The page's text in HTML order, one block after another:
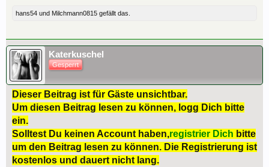
hans54 und Milchmann0815 gefällt das.
Katerkuschel
Gesperrt
Dieser Beitrag ist für Gäste unsichtbar.
Um diesen Beitrag lesen zu können, logg Dich bitte
ein.
Solltest Du keinen Account haben,registrier Dich bitte
um den Beitrag lesen zu können. Die Registrierung ist
kostenlos und dauert nicht lang.